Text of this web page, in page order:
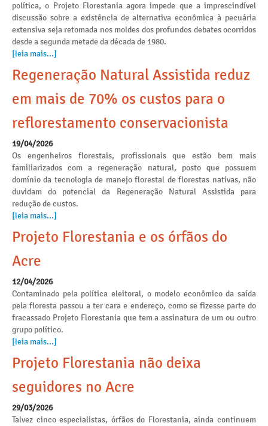
política, o Projeto Florestania agora impede que a imprescindível
discussão sobre a existência de alternativa econômica à pecuária
extensiva seja retomada nos moldes dos profundos debates ocorridos
desde a segunda metade da década de 1980.
[leia mais...]
Regeneração Natural Assistida reduz
em mais de 70% os custos para o
reflorestamento conservacionista
19/04/2026
Os engenheiros florestais, profissionais que estão bem mais
familiarizados com a regeneração natural, posto que possuem
domínio da tecnologia de manejo florestal de florestas nativas, não
duvidam do potencial da Regeneração Natural Assistida para
redução de custos.
[leia mais...]
Projeto Florestania e os órfãos do
Acre
12/04/2026
Contaminado pela política eleitoral, o modelo econômico da saída
pela floresta passou a ter cara e endereço, como se fizesse parte do
fracassado Projeto Florestania que tem a assinatura de um ou outro
grupo político.
[leia mais...]
Projeto Florestania não deixa
seguidores no Acre
29/03/2026
Talvez cinco especialistas, órfãos do Florestania, ainda continuem